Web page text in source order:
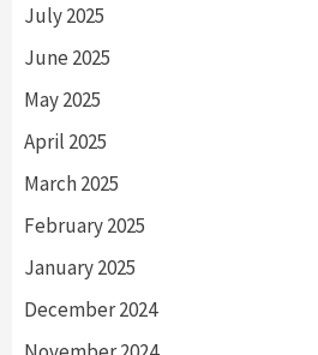
July 2025
June 2025
May 2025
April 2025
March 2025
February 2025
January 2025
December 2024